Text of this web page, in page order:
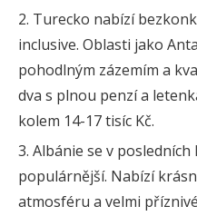
Turecko nabízí
inclusive. Oblasti jako
pohodlným zázemím a
dva s plnou penzí a
kolem 14-17 tisíc Kč.
Albánie se v posledních
populárnější. Nabízí
atmosféru a velmi